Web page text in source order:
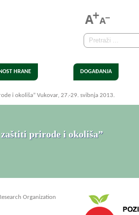
HRANE DOGAĐANJA
i okoliša” Vukovar, 27.-29. svibnja 2013.
prirode i okoliša”
Organization